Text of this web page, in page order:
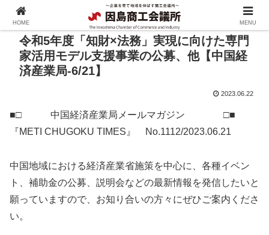
令和5年度「知財×法務」実現に向けた専門
家活用モデル支援事業の公募、他【中国経
済産業局-6/21】
2023.06.22
■□ 中国経済産業局メールマガジン □■
『METI CHUGOKU TIMES』 No.1112/2023.06.21
中国地域における経済産業省施策を中心に、各種イベン
ト、補助金の公募、説明会などの最新情報を発信したいと
願っていますので、お知り合いの方々にぜひご案内くださ
い。
HOME MENU